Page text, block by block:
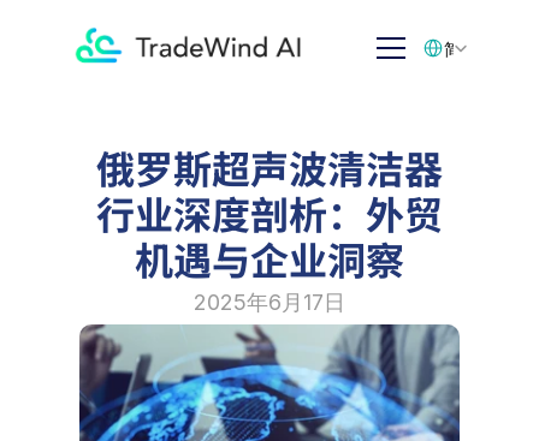
俄罗斯超声波清洁器
行业深度剖析：外贸
机遇与企业洞察
2025年6月17日
简体中文